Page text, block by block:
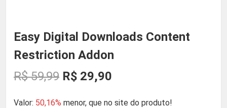
Easy Digital Downloads Content
Restriction Addon
R$59,99 O
p
R$ 29,90
p
Valor: 50,16% menor, que no site do produto!